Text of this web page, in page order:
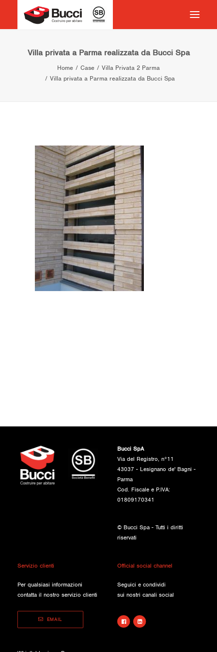
HOME
COSTRUIRE PER ABITARE
NEWS
CONTATTI
VOCABOLARIO
RICERCA
Villa privata a Parma realizzata da Bucci Spa
Home Case
Villa Privata 2 Parma
Villa privata a Parma realizzata da Bucci Spa
Bucci SpA
Via del Registro, n°11
43037 - Lesignano de' Bagni -
Parma
Cod. Fiscale e P.IVA:
01809170341
© Bucci Spa - Tutti i diritti
riservati
Servizio clienti
Per qualsiasi informazioni
contatta il nostro servizio clienti
EMAIL
Official social channel
Seguici e condividi
sui nostri canali social